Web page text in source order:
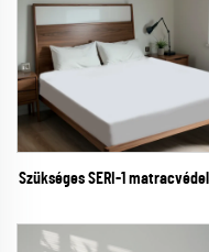
Szükséges SERI-1